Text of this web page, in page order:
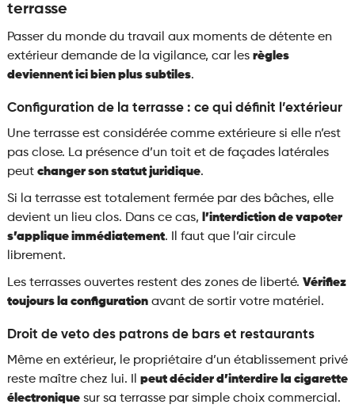
terrasse
Passer du monde du travail aux moments de détente en
extérieur demande de la vigilance, car les règles
deviennent ici bien plus subtiles.
Configuration de la terrasse : ce qui définit l’extérieur
Une terrasse est considérée comme extérieure si elle n’est
pas close. La présence d’un toit et de façades latérales
peut changer son statut juridique.
Si la terrasse est totalement fermée par des bâches, elle
devient un lieu clos. Dans ce cas, l’interdiction de vapoter
s’applique immédiatement. Il faut que l’air circule
librement.
Les terrasses ouvertes restent des zones de liberté. Vérifiez
toujours la configurationavant de sortir votre matériel.
Droit de veto des patrons de bars et restaurants
Même en extérieur, le propriétaire d’un établissement privé
reste maître chez lui. Il peut décider d’interdire la cigarette
électroniquesur sa terrasse par simple choix commercial.